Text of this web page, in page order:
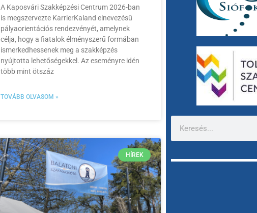
A Kaposvári Szakképzési Centrum 2026-ban
is megszervezte KarrierKaland elnevezésű
pályaorientációs rendezvényét, amelynek
célja, hogy a fiatalok élményszerű formában
ismerkedhessenek meg a szakképzés
nyújtotta lehetőségekkel. Az eseményre idén
több mint ötszáz
TOVÁBB OLVASOM »
HÍREK